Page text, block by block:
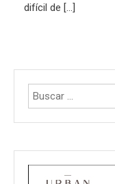
difícil de […]